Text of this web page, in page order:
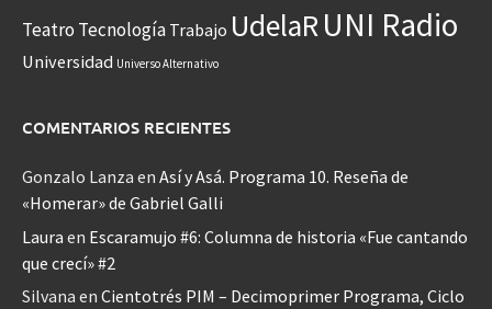
Teatro Tecnología Trabajo UdelaRUNI Radio
Universidad Universo Alternativo
COMENTARIOS RECIENTES
Gonzalo Lanza en Así y Asá. Programa 10. Reseña de
«Homerar» de Gabriel Galli
Laura en Escaramujo #6: Columna de historia «Fue cantando
que crecí» #2
Silvana en Cientotrés PIM – Decimoprimer Programa, Ciclo